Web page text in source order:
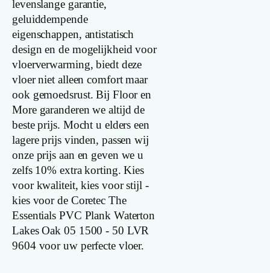
levenslange garantie,
geluiddempende
eigenschappen, antistatisch
design en de mogelijkheid voor
vloerverwarming, biedt deze
vloer niet alleen comfort maar
ook gemoedsrust. Bij Floor en
More garanderen we altijd de
beste prijs. Mocht u elders een
lagere prijs vinden, passen wij
onze prijs aan en geven we u
zelfs 10% extra korting. Kies
voor kwaliteit, kies voor stijl -
kies voor de Coretec The
Essentials PVC Plank Waterton
Lakes Oak 05 1500 - 50 LVR
9604 voor uw perfecte vloer.